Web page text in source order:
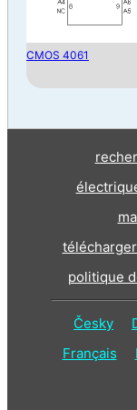
CMOS 4061
politique
Česky
Français